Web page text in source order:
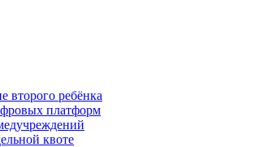
второго ребёнка
платформ
квоте